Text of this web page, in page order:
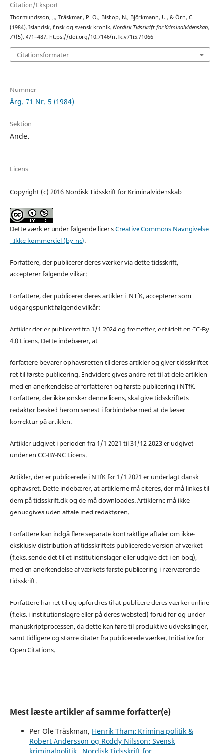
Citation/Eksport
Thormundsson, J., Träskman, P. O., Bishop, N., Björkmann, U., & Örn, C.
(1984). Islandsk, finsk og svensk kronik. Nordisk Tidsskrift for Kriminalvidenskab,
71(5), 471–487. https://doi.org/10.7146/ntfk.v71i5.71066
Citationsformater
Nummer
Årg. 71 Nr. 5 (1984)
Sektion
Andet
Licens
Copyright (c) 2016 Nordisk Tidsskrift for Kriminalvidenskab
Dette værk er under følgende licensCreative Commons Navngivelse
–Ikke-kommerciel (by-nc).
Forfattere, der publicerer deres værker via dette tidsskrift,
accepterer følgende vilkår:
Forfattere, der publicerer deres artikler i NTfK, accepterer som
udgangspunkt følgende vilkår:
Artikler der er publiceret fra 1/1 2024 og fremefter, er tildelt en CC-By
4.0 Licens. Dette indebærer, at
forfattere bevarer ophavsretten til deres artikler og giver tidsskriftet
ret til første publicering. Endvidere gives andre ret til at dele artiklen
med en anerkendelse af forfatteren og første publicering i NTfK.
Forfattere, der ikke ønsker denne licens, skal give tidsskriftets
redaktør besked herom senest i forbindelse med at de læser
korrektur på artiklen.
Artikler udgivet i perioden fra 1/1 2021 til 31/12 2023 er udgivet
under en CC-BY-NC Licens.
Artikler, der er publicerede i NTfK før 1/1 2021 er underlagt dansk
ophavsret. Dette indebærer, at artiklerne må citeres, der må linkes til
dem på tidsskrift.dk og de må downloades. Artiklerne må ikke
genudgives uden aftale med redaktøren.
Forfattere kan indgå flere separate kontraktlige aftaler om ikke-
eksklusiv distribution af tidsskriftets publicerede version af værket
(f.eks. sende det til et institutionslager eller udgive det i en bog),
med en anerkendelse af værkets første publicering i nærværende
tidsskrift.
Forfattere har ret til og opfordres til at publicere deres værker online
(f.eks. i institutionslagre eller på deres websted) forud for og under
manuskriptprocessen, da dette kan føre til produktive udvekslinger,
samt tidligere og større citater fra publicerede værker. Initiative for
Open Citations.
Mest læste artikler af samme forfatter(e)
Per Ole Träskman, Henrik Tham: Kriminalpolitik &
Robert Andersson og Roddy Nilsson: Svensk
kriminalpolitik , Nordisk Tidsskrift for